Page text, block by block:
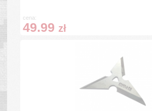
cena:
49.99 zł